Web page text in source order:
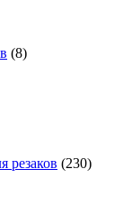
(8)
резаков (230)